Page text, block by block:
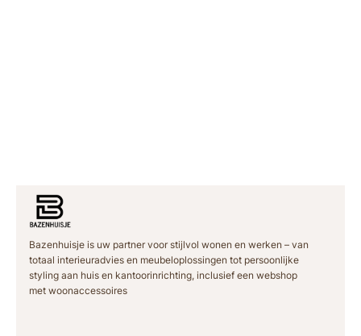
Bazenhuisje is uw partner voor stijlvol wonen en werken – van
totaal interieuradvies en meubeloplossingen tot persoonlijke
styling aan huis en kantoorinrichting, inclusief een webshop
met woonaccessoires